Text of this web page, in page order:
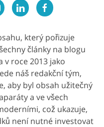
který pořizuje
články na blogu
v roce 2013 jako
náš redakční tým,
aby byl obsah užitečný
a ve všech
což ukazuje,
není nutné investovat